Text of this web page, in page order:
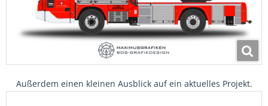
Außerdem einen kleinen Ausblick auf ein aktuelles Projekt.